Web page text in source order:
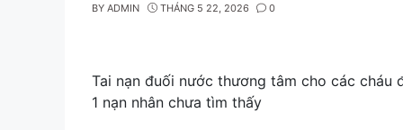
BY ADMIN THÁNG 5 22, 2026 0
Tai nạn đuối nước thương tâm cho các
1 nạn nhân chưa tìm thấy